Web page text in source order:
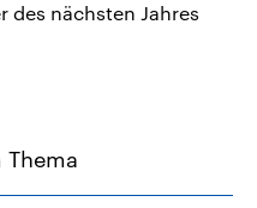
des nächsten Jahres
Thema